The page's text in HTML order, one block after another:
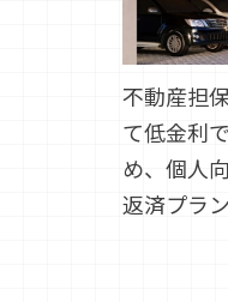
不動産担
て低金利
め、個人
返済プラ